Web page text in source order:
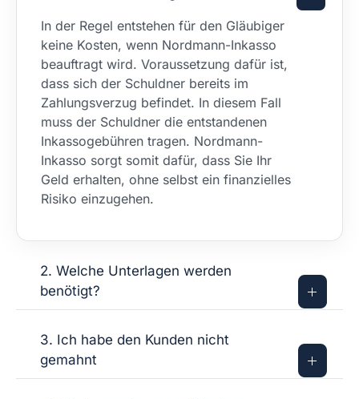
In der Regel entstehen für den Gläubiger
keine Kosten, wenn Nordmann-Inkasso
beauftragt wird. Voraussetzung dafür ist,
dass sich der Schuldner bereits im
Zahlungsverzug befindet. In diesem Fall
muss der Schuldner die entstandenen
Inkassogebühren tragen. Nordmann-
Inkasso sorgt somit dafür, dass Sie Ihr
Geld erhalten, ohne selbst ein finanzielles
Risiko einzugehen.
2. Welche Unterlagen werden
benötigt?
3. Ich habe den Kunden nicht
gemahnt